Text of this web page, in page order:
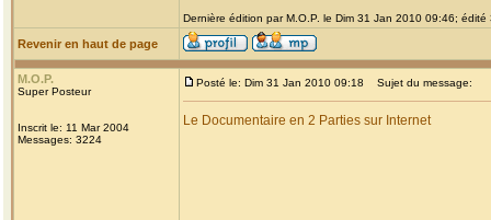
Dernière édition par M.O.P. le Dim 31 Jan 2010 09:46; édité
Revenir en haut de page
M.O.P.
Super Posteur
Inscrit le: 11 Mar 2004
Messages: 3224
Posté le: Dim 31 Jan 2010 09:18 Sujet du message:
Le Documentaire en 2 Parties sur Internet